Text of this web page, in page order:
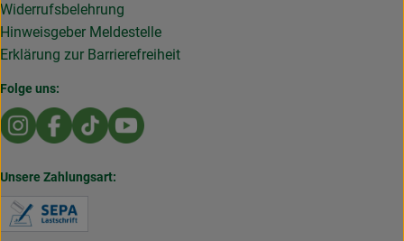
Widerrufsbelehrung
Hinweisgeber Meldestelle
Erklärung zur Barrierefreiheit
Folge uns:
Externer Link zu https://www.instagram.com/
Externer Link zu https://www.facebook.com/
Externer Link zu https://www.tiktok.com/
Externer Link zu https://
Unsere Zahlungsart: